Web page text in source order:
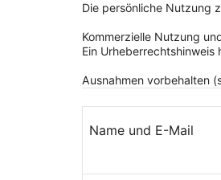
Die persönliche Nutzung
Kommerzielle Nutzung
Ein Urheberrechtshinweis
Ausnahmen vorbehalten
Name und E-Mail